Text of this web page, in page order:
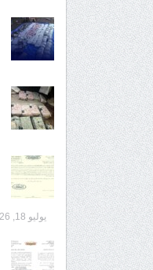
يوليو 18, 2026